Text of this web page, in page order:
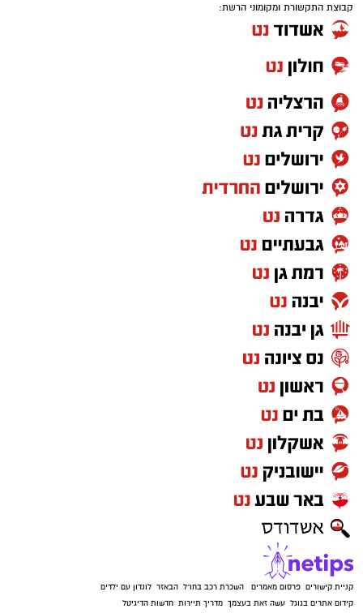
קבוצת התקשורת ומקומוני הרשת:
קניית קישורים פרסום מאמרים השכרת רכב בחו"ל הבאזר לונדון עם ילדים
קידום אתרים בגוגל עשה זאת בעצמך מדריך תיירות חדשות הדיגיטל